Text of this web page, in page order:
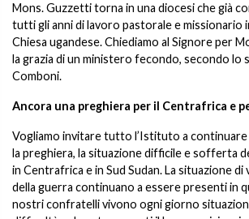
Mons. Guzzetti torna in una diocesi che già
tutti gli anni di lavoro pastorale e missionario
Chiesa ugandese. Chiediamo al Signore per
la grazia di un ministero fecondo, secondo lo
Comboni.
Ancora una preghiera per il Centrafrica e
Vogliamo invitare tutto l’Istituto a continuare
la preghiera, la situazione difficile e sofferta
in Centrafrica e in Sud Sudan. La situazione di
della guerra continuano a essere presenti in
nostri confratelli vivono ogni giorno